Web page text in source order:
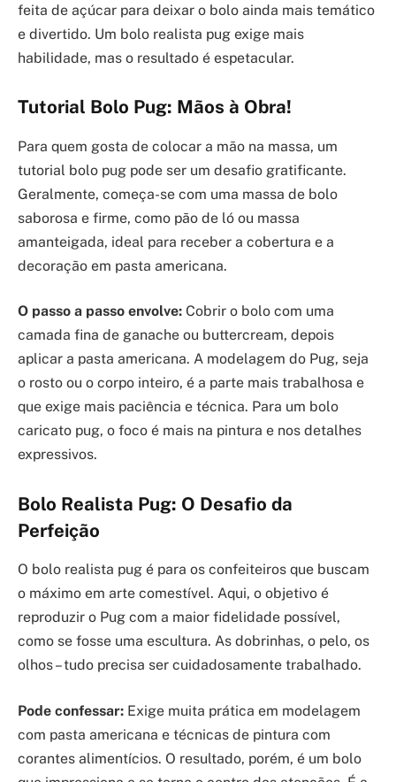
feita de açúcar para deixar o bolo ainda mais temático
e divertido. Um bolo realista pug exige mais
habilidade, mas o resultado é espetacular.
Tutorial Bolo Pug: Mãos à Obra!
Para quem gosta de colocar a mão na massa, um
tutorial bolo pug pode ser um desafio gratificante.
Geralmente, começa-se com uma massa de bolo
saborosa e firme, como pão de ló ou massa
amanteigada, ideal para receber a cobertura e a
decoração em pasta americana.
O passo a passo envolve: Cobrir o bolo com uma
camada fina de ganache ou buttercream, depois
aplicar a pasta americana. A modelagem do Pug, seja
o rosto ou o corpo inteiro, é a parte mais trabalhosa e
que exige mais paciência e técnica. Para um bolo
caricato pug, o foco é mais na pintura e nos detalhes
expressivos.
Bolo Realista Pug: O Desafio da
Perfeição
O bolo realista pug é para os confeiteiros que buscam
o máximo em arte comestível. Aqui, o objetivo é
reproduzir o Pug com a maior fidelidade possível,
como se fosse uma escultura. As dobrinhas, o pelo, os
olhos – tudo precisa ser cuidadosamente trabalhado.
Pode confessar: Exige muita prática em modelagem
com pasta americana e técnicas de pintura com
corantes alimentícios. O resultado, porém, é um bolo